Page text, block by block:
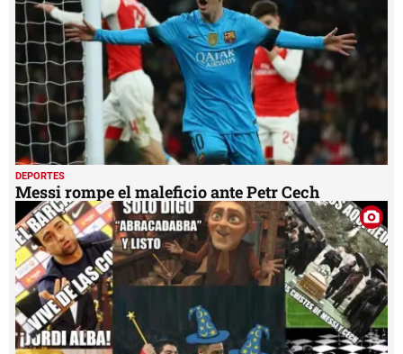
DEPORTES
Messi rompe el maleficio ante Petr Cech